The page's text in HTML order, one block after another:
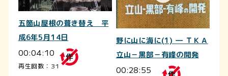
五箇山屋根の葺き替え 平
成6年5月14日
00:04:10
再生回数：31
野に山に海に(1) ― ＴＫＡ
立山－黒部－有峰の開発
00:28:55